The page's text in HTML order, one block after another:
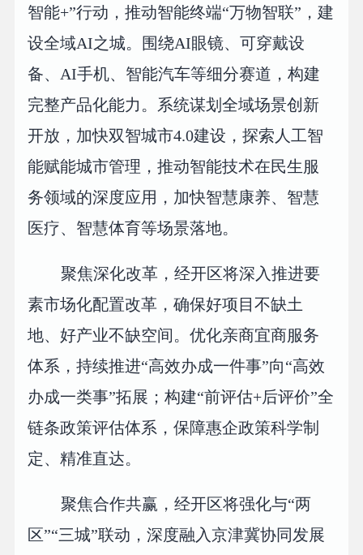
智能+”行动，推动智能终端“万物智联”，建
设全域AI之城。围绕AI眼镜、可穿戴设
备、AI手机、智能汽车等细分赛道，构建
完整产品化能力。系统谋划全域场景创新
开放，加快双智城市4.0建设，探索人工智
能赋能城市管理，推动智能技术在民生服
务领域的深度应用，加快智慧康养、智慧
医疗、智慧体育等场景落地。
聚焦深化改革，经开区将深入推进要
素市场化配置改革，确保好项目不缺土
地、好产业不缺空间。优化亲商宜商服务
体系，持续推进“高效办成一件事”向“高效
办成一类事”拓展；构建“前评估+后评价”全
链条政策评估体系，保障惠企政策科学制
定、精准直达。
聚焦合作共赢，经开区将强化与“两
区”“三城”联动，深度融入京津冀协同发展